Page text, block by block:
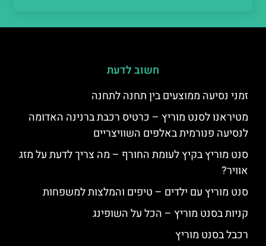
חשוב לדעת
זמני נסיעה ממוצעים בין תחנה לתחנה
מטיראנו לסנט מוריץ – כרטיס רכבת ברנינה האדומה
לנסיעה פנורמית באלפים השוויצריים
סנט מוריץ בקיץ לעומת החורף – מה צריך לדעת על מזג
אוויר?
סנט מוריץ עם ילדים – טיפים והמלצות למשפחות
קניות בסנט מוריץ – הכל על השופינג
רכבל בסנט מוריץ